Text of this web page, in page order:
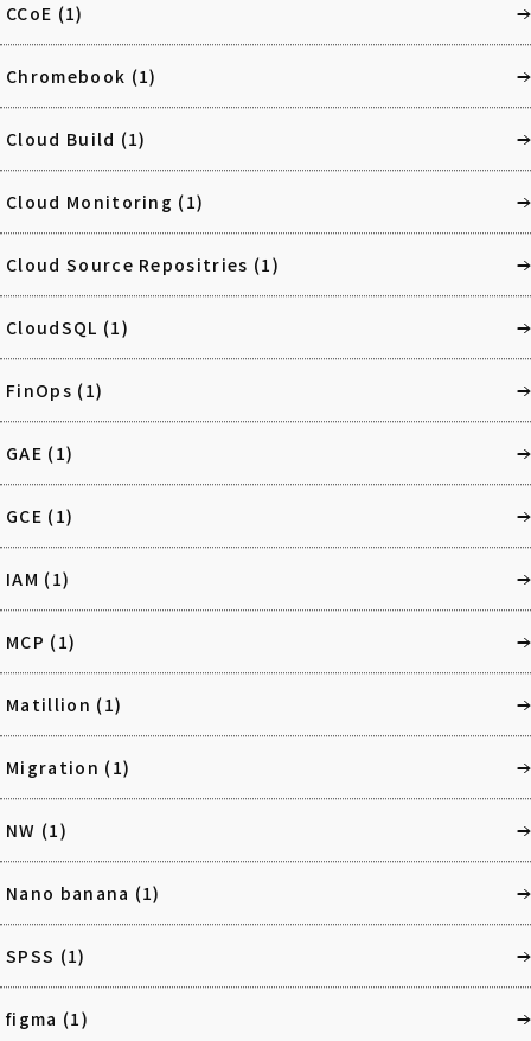
CCoE (1)
Chromebook (1)
Cloud Build (1)
Cloud Monitoring (1)
Cloud Source Repositries (1)
CloudSQL (1)
FinOps (1)
GAE (1)
GCE (1)
IAM (1)
MCP (1)
Matillion (1)
Migration (1)
NW (1)
Nano banana (1)
SPSS (1)
figma (1)